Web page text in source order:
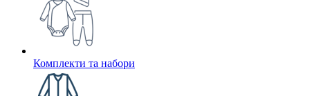
Комплекти та набори